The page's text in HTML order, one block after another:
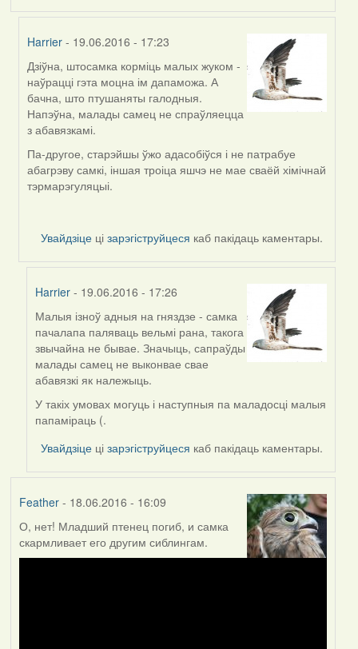
Harrier - 19.06.2016 - 17:23
In
reply
to
by
Feather
Дзіўна, штосамка корміць малых жуком -
наўрацці гэта моцна ім дапаможа. А
бачна, што птушаняты галодныя.
Напэўна, малады самец не спраўляецца
з абавязкамі.
Па-другое, старэйшы ўжо адасобіўся і не патрабуе
абагрэву самкі, іншая троіца яшчэ не мае сваёй хімічнай
тэрмарэгуляцыі.
Увайдзіце цізарэгіструйцеся каб пакідаць каментары.
Harrier - 19.06.2016 - 17:26
In
reply
to
by
Harrier
Малыя ізноў адныя на гняздзе - самка
пачалапа паляваць вельмі рана, такога
звычайна не бывае. Значыць, сапраўды
малады самец не выконвае свае
абавязкі як належыць.
У такіх умовах могуць і наступныя па маладосці малыя
папаміраць (.
Увайдзіце цізарэгіструйцеся каб пакідаць каментары.
Feather- 18.06.2016 - 16:09
О, нет! Младший птенец погиб, и самка
скармливает его другим сиблингам.